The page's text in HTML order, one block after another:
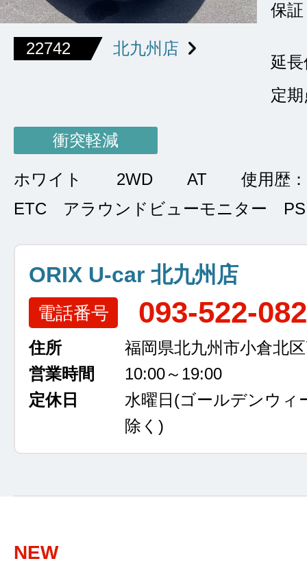
22742 北九州店
保証
延
定
衝突軽減
ホワイト 2WD AT
使用歴
ETC アラウンドビューモニター
ORIX U-car 北九州店
電話番号 093-522-
住所
福岡県北九州市小倉北
営業時間
10:00～19:00
定休日
水曜日 (ゴールデンウィ
除く)
NEW